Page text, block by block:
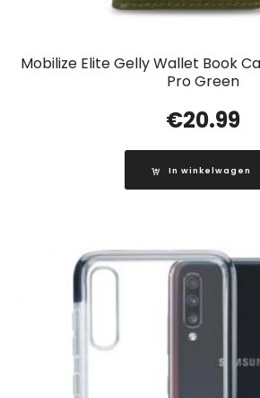
Mobilize Elite Gelly Wallet Book
Pro Green
€20.99
In winkelwagen